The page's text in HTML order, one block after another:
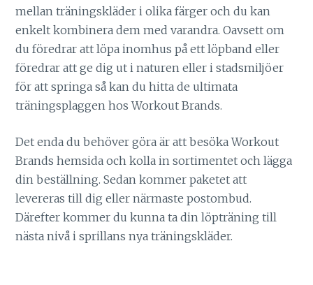
mellan träningskläder i olika färger och du kan
enkelt kombinera dem med varandra. Oavsett om
du föredrar att löpa inomhus på ett löpband eller
föredrar att ge dig ut i naturen eller i stadsmiljöer
för att springa så kan du hitta de ultimata
träningsplaggen hos Workout Brands.
Det enda du behöver göra är att besöka Workout
Brands hemsida och kolla in sortimentet och lägga
din beställning. Sedan kommer paketet att
levereras till dig eller närmaste postombud.
Därefter kommer du kunna ta din löpträning till
nästa nivå i sprillans nya träningskläder.